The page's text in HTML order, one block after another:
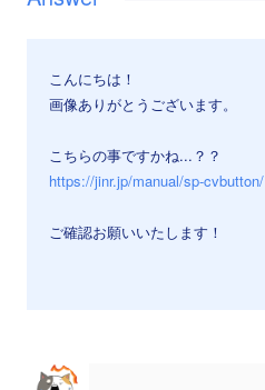
こんにちは！
画像ありがとうございます。
こちらの事ですかね...？？
https://jinr.jp/manual/sp-cvbutton/
ご確認お願いいたします！